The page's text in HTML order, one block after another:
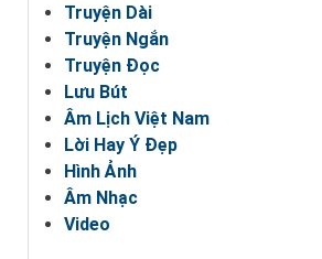
Truyện Dài
Truyện Ngắn
Truyện Đọc
Lưu Bút
Âm Lịch Việt Nam
Lời Hay Ý Đẹp
Hình Ảnh
Âm Nhạc
Video